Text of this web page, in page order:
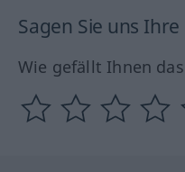
Sagen Sie uns
Wie gefällt Ihnen